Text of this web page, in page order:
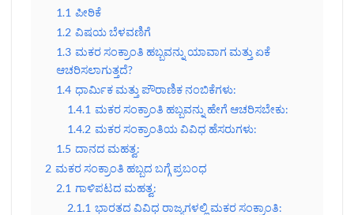
1.1 ಪೀಠಿಕೆ
1.2 ವಿಷಯ ಬೆಳವಣಿಗೆ
1.3 ಮಕರ ಸಂಕ್ರಾಂತಿ ಹಬ್ಬವನ್ನು ಯಾವಾಗ ಮತ್ತು ಏಕೆ
ಆಚರಿಸಲಾಗುತ್ತದೆ?
1.4 ಧಾರ್ಮಿಕ ಮತ್ತು ಪೌರಾಣಿಕ ನಂಬಿಕೆಗಳು:
1.4.1 ಮಕರ ಸಂಕ್ರಾಂತಿ ಹಬ್ಬವನ್ನು ಹೇಗೆ ಆಚರಿಸಬೇಕು:
1.4.2 ಮಕರ ಸಂಕ್ರಾಂತಿಯ ವಿವಿಧ ಹೆಸರುಗಳು:
1.5 ದಾನದ ಮಹತ್ವ:
2 ಮಕರ ಸಂಕ್ರಾಂತಿ ಹಬ್ಬದ ಬಗ್ಗೆ ಪ್ರಬಂಧ
2.1 ಗಾಳಿಪಟದ ಮಹತ್ವ:
2.1.1 ಭಾರತದ ವಿವಿಧ ರಾಜ್ಯಗಳಲ್ಲಿ ಮಕರ ಸಂಕ್ರಾಂತಿ: